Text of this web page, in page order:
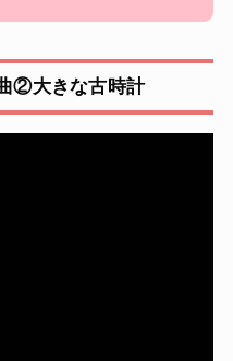
②大きな古時計